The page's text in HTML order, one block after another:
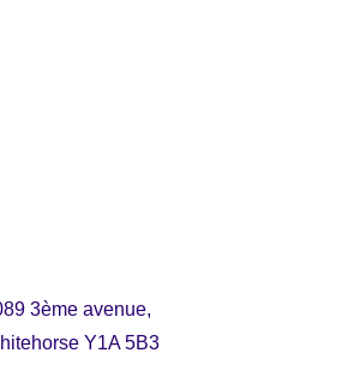
3ème avenue,
Y1A 5B3